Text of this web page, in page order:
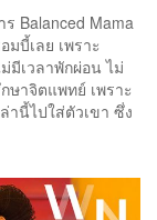
Balanced Mama
บี้เลย เพราะ
มีเวลาพักผ่อน ไม่
าจิตแพทย์ เพราะ
านี้ไปใส่ตัวเขา ซึ่ง